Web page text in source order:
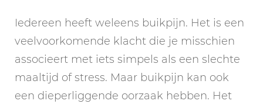
Iedereen heeft weleens buikpijn. Het is een
veelvoorkomende klacht die je misschien
associeert met iets simpels als een slechte
maaltijd of stress. Maar buikpijn kan ook
een dieperliggende oorzaak hebben. Het